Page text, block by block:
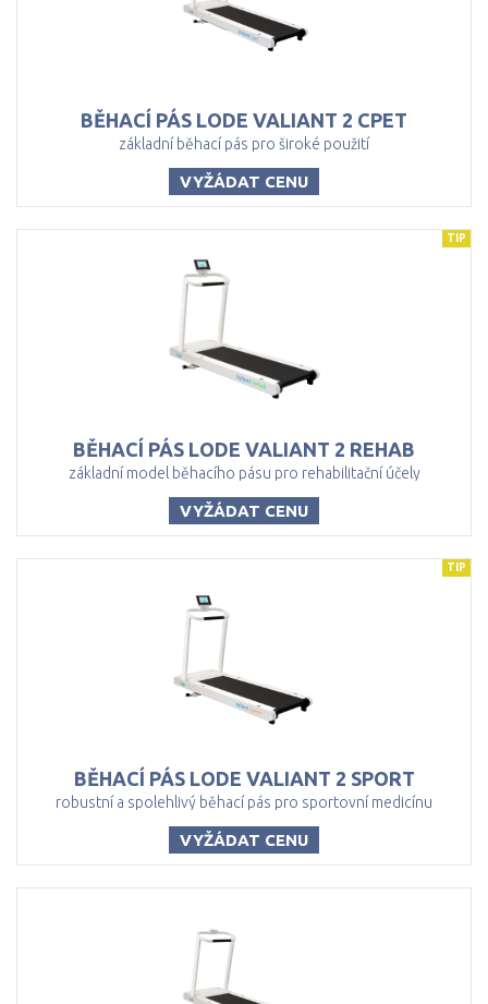
BĚHACÍ PÁS LODE VALIANT 2 CPET
základní běhací pás pro široké použití
VYŽÁDAT CENU
BĚHACÍ PÁS LODE VALIANT 2 REHAB
základní model běhacího pásu pro rehabilitační účely
VYŽÁDAT CENU
TIP
BĚHACÍ PÁS LODE VALIANT 2 SPORT
robustní a spolehlivý běhací pás pro sportovní medicínu
VYŽÁDAT CENU
TIP